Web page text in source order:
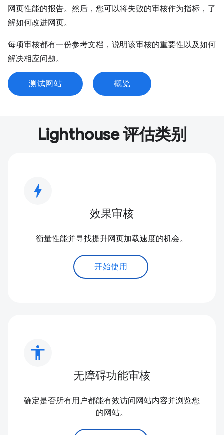
网页性能的报告。然后，您可以将失败的审核作为指标，了
解如何改进网页。
每项审核都有一份参考文档，说明该审核的重要性以及如何
解决相应问题。
测试网站 概览
Lighthouse 评估类别
bolt
效果审核
衡量性能并寻找提升网页加载速度的机会。
开始使用
accessibility
无障碍功能审核
确定是否所有用户都能有效访问网站内容并浏览您
的网站。